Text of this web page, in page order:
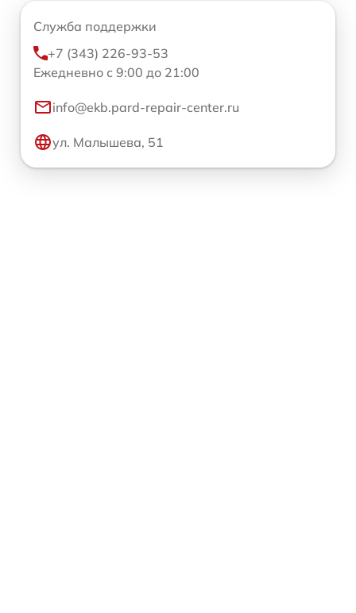
Служба поддержки
+7 (343) 226-93-53
Ежедневно с 9:00 до 21:00
info@ekb.pard-repair-center.ru
ул. Малышева, 51